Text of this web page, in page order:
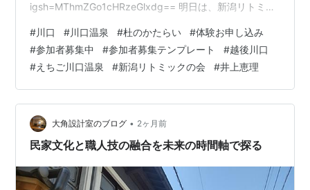
igsh=MThmZGo1cHRzeGlxdg== 明日は、新潟リトミッ
生が魔法をかけてくださいます。 会場の「杜のかたら
い」は広いので、今から申し込んでも、まだ、間に合う
かも知れません。 急いで急いで！！下記アドレスま
で！！ ⇩ 🚙indigoblue.jan@docomo.ne.jp 新潟リトミッ
クの会リ…
#川口 #川口温泉 #杜のかたらい #体験お申し込み
#参加者募集中 #参加者募集テンプレート #越後川口
#えちご川口温泉 #新潟リトミックの会 #井上恵理
大角設計室のブログ • 2ヶ月前
民家文化と職人技の融合を未来の時間軸で探る